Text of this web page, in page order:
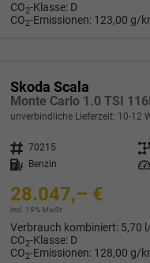
CO2-Klasse: D
CO2-Emissionen: 123,00 g/
Skoda Scala
unverbindliche Lieferzeit: 10-12
Fahrzeugnr. 70215 Getriebe
Kraftstoff
Benzin Leistung
28.047,– €
incl. 19% MwSt.
Verbrauch kombiniert: 5,70
CO2-Klasse: D
CO2-Emissionen: 128,00 g/